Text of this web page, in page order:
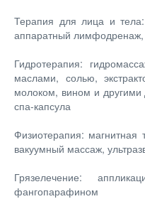
Терапия для лица и
аппаратный
Гидротерапия:
маслами, солью,
молоком, вином и
спа-капсула
Физиотерапия: магнитная
вакуумный массаж,
Грязелечение:
фангопарафином